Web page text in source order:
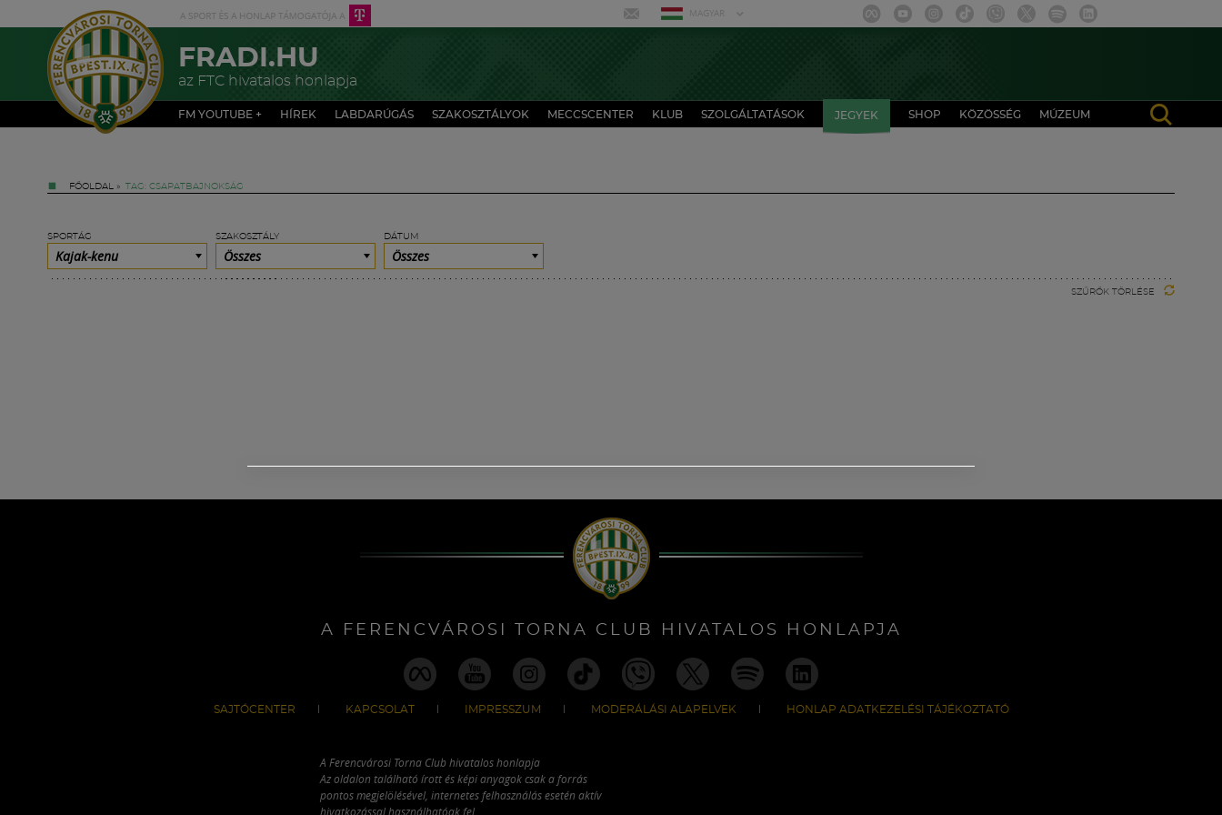
MAGYAR
FRADI.HU
az FTC hivatalos honlapja
FM YOUTUBE + HÍREK LABDARÚGÁS SZAKOSZTÁLYOK MECCSCENTER KLUB SZOLGÁLTATÁSOK JEGYEK SHOP KÖZÖSSÉG MÚZEUM
FŐOLDAL » TAG: CSAPATBAJNOKSÁG
SPORTÁG
Kajak-kenu
SZAKOSZTÁLY
Összes
DÁTUM
Összes
SZŰRŐK TÖRLÉSE
A FERENCVÁROSI TORNA CLUB HIVATALOS HONLAPJA
SAJTÓCENTER KAPCSOLAT IMPRESSZUM MODERÁLÁSI ALAPELVEK HONLAP ADATKEZELÉSI TÁJÉKOZTATÓ
A Ferencvárosi Torna Club hivatalos honlapja
Az oldalon található írott és képi anyagok csak a forrás
pontos megjelölésével, internetes felhasználás esetén aktív
hivatkozással használhatóak fel.